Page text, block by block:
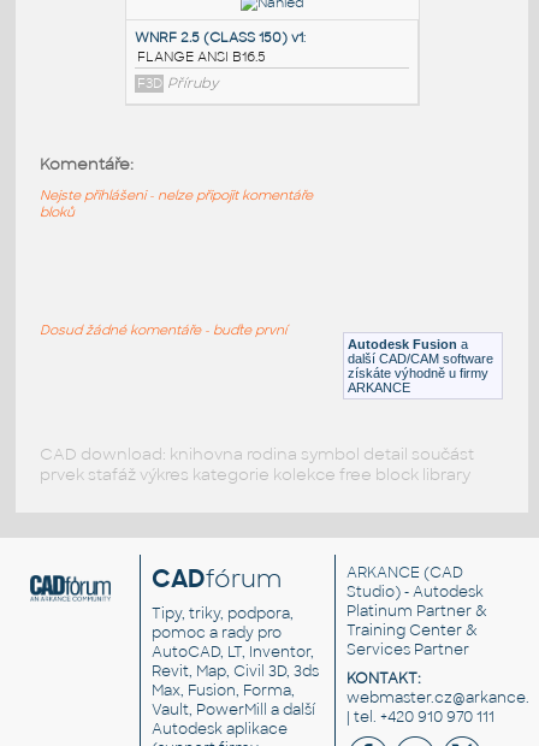
WNRF 5 (CLASS 150) v1
FLANGE ANSI B16.5
F3D Příruby
Příruby
Autodesk Fusion a
další CAD/CAM software
získáte výhodně u firmy
ARKANCE
Komentáře:
Nejste přihlášeni - nelze připojit komentáře
bloků
Dosud žádné komentáře - buďte první
CAD download: knihovna rodina symbol detail součást
prvek stafáž výkres kategorie kolekce free block library
CADfórum
Tipy, triky, podpora,
pomoc a rady pro
AutoCAD, LT, Inventor,
Revit, Map, Civil 3D, 3ds
Max, Fusion, Forma,
Vault, PowerMill a další
Autodesk aplikace
ARKANCE (CAD
Studio) - Autodesk
Platinum Partner &
Training Center &
Services Partner
KONTAKT:
| tel. +420 910 970 111